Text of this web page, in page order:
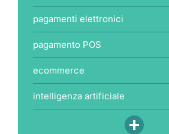
pagamenti elettronici
pagamento POS
ecommerce
intelligenza artificiale